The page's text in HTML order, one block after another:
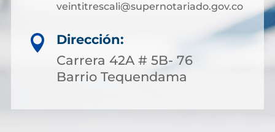
veintitrescali@supernotariado.gov.co

Dirección:
Carrera 42A # 5B- 76
Barrio Tequendama